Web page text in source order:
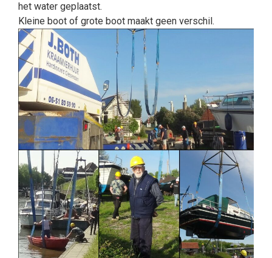
het water geplaatst.
Kleine boot of grote boot maakt geen verschil.